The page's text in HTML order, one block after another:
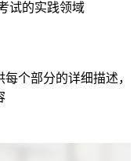
试的实践领域
个部分的详细描述，